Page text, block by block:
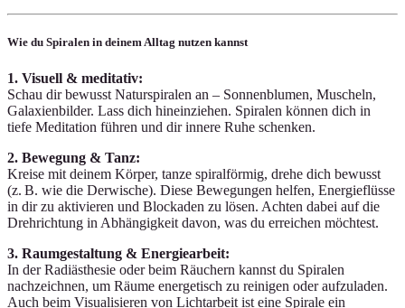
Wie du Spiralen in deinem Alltag nutzen kannst
1. Visuell & meditativ:
Schau dir bewusst Naturspiralen an – Sonnenblumen, Muscheln,
Galaxienbilder. Lass dich hineinziehen. Spiralen können dich in
tiefe Meditation führen und dir innere Ruhe schenken.
2. Bewegung & Tanz:
Kreise mit deinem Körper, tanze spiralförmig, drehe dich bewusst
(z. B. wie die Derwische). Diese Bewegungen helfen, Energieflüsse
in dir zu aktivieren und Blockaden zu lösen. Achten dabei auf die
Drehrichtung in Abhängigkeit davon, was du erreichen möchtest.
3. Raumgestaltung & Energiearbeit:
In der Radiästhesie oder beim Räuchern kannst du Spiralen
nachzeichnen, um Räume energetisch zu reinigen oder aufzuladen.
Auch beim Visualisieren von Lichtarbeit ist eine Spirale ein